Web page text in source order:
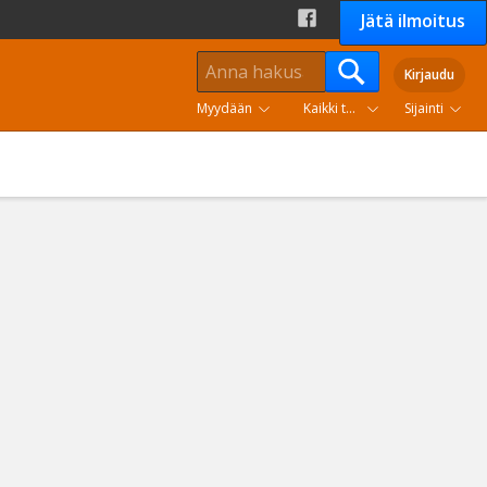
Jätä ilmoitus
Kirjaudu
Myydään
Kaikki tuoteryhmät Sijainti